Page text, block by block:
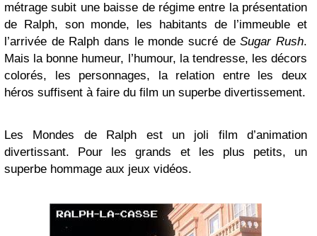
métrage subit une baisse de régime entre la présentation
de Ralph, son monde, les habitants de l’immeuble et
l’arrivée de Ralph dans le monde sucré deSugar Rush.
Mais la bonne humeur, l’humour, la tendresse, les décors
colorés, les personnages, la relation entre les deux
héros suffisent à faire du film un superbe divertissement.
Les Mondes de Ralph est un joli film d’animation
divertissant. Pour les grands et les plus petits, un
superbe hommage aux jeux vidéos.